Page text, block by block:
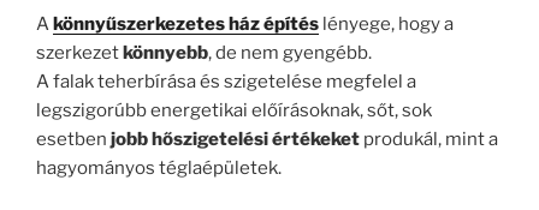
A könnyűszerkezetes ház építés lényege, hogy a
szerkezet könnyebb, de nem gyengébb.
A falak teherbírása és szigetelése megfelel a
legszigorúbb energetikai előírásoknak, sőt, sok
esetben jobb hőszigetelési értékeket produkál, mint a
hagyományos téglaépületek.